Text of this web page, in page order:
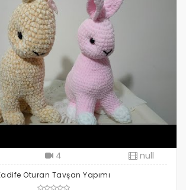
4 null
Oturan Tavşan Yapımı